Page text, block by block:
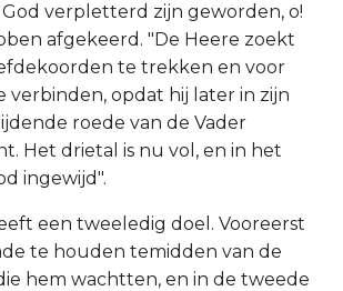
verpletterd zijn geworden, o!
afgekeerd. "De Heere zoekt
te trekken en voor
verbinden, opdat hij later in zijn
roede van de Vader
Het drietal is nu vol, en in het
ingewijd".
een tweeledig doel. Vooreerst
te houden temidden van de
hem wachtten, en in de tweede